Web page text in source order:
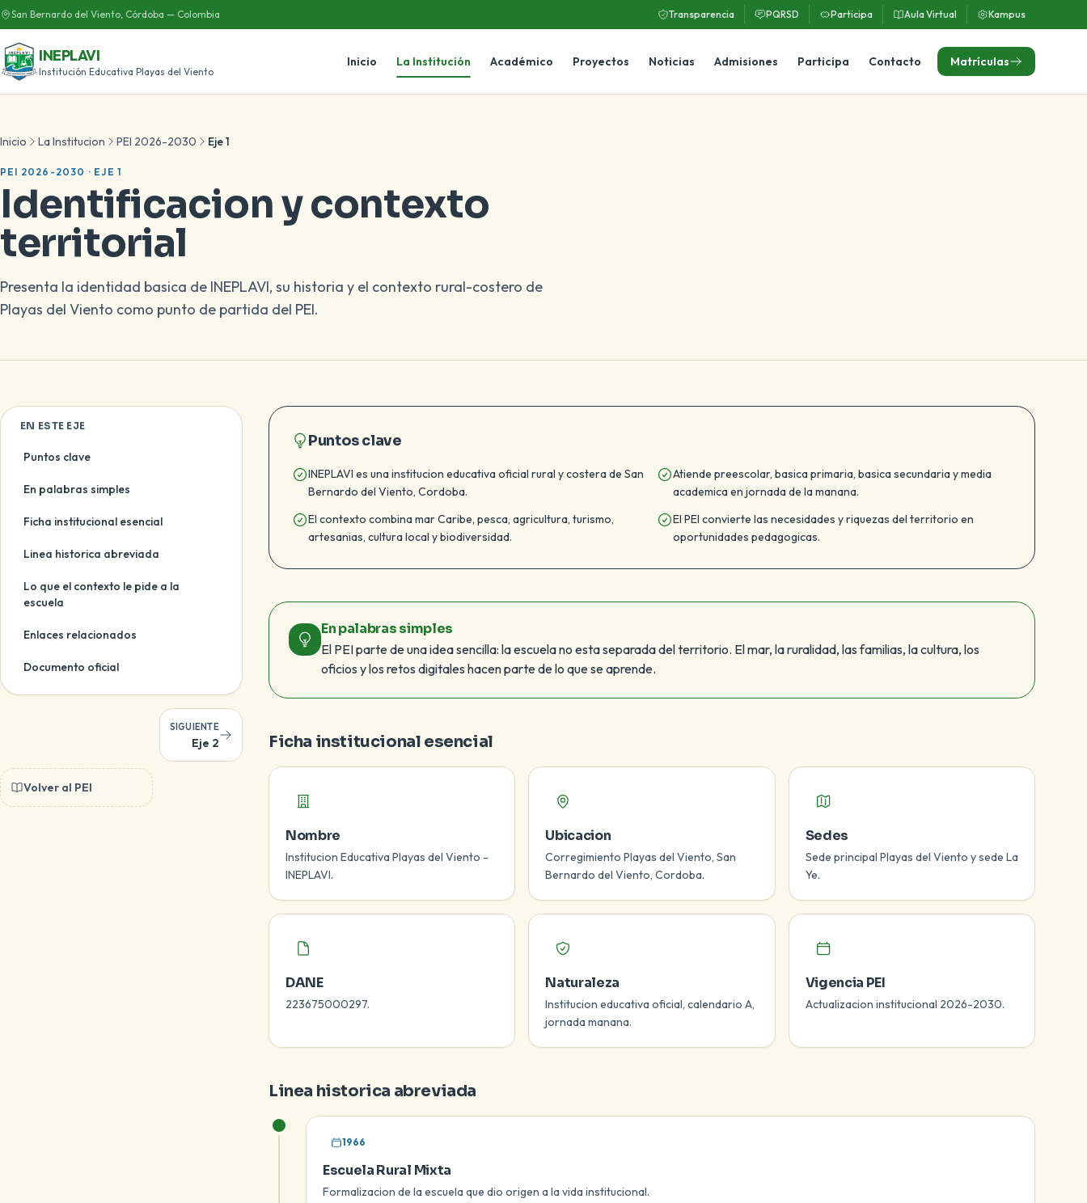
San Bernardo del Viento, Córdoba — Colombia Transparencia PQRSD Participa Aula Virtual Kampus
INEPLAVI
Institución Educativa Playas del Viento
Inicio La Institución Académico Proyectos Noticias Admisiones Participa Contacto Matrículas
Inicio La Institucion PEI 2026-2030 Eje 1
PEI 2026-2030 · EJE 1
Identificacion y contexto
territorial
Presenta la identidad basica de INEPLAVI, su historia y el contexto rural-costero de
Playas del Viento como punto de partida del PEI.
EN ESTE EJE
Puntos clave
En palabras simples
Ficha institucional esencial
Linea historica abreviada
Lo que el contexto le pide a la
escuela
Enlaces relacionados
Documento oficial
SIGUIENTE
Eje 2
Volver al PEI
Puntos clave
INEPLAVI es una institucion educativa oficial rural y costera de San
Bernardo del Viento, Cordoba.
Atiende preescolar, basica primaria, basica secundaria y media
academica en jornada de la manana.
El contexto combina mar Caribe, pesca, agricultura, turismo,
artesanias, cultura local y biodiversidad.
El PEI convierte las necesidades y riquezas del territorio en
oportunidades pedagogicas.
En palabras simples
El PEI parte de una idea sencilla: la escuela no esta separada del territorio. El mar, la ruralidad, las familias, la cultura, los
oficios y los retos digitales hacen parte de lo que se aprende.
Ficha institucional esencial
Nombre
Institucion Educativa Playas del Viento -
INEPLAVI.
Ubicacion
Corregimiento Playas del Viento, San
Bernardo del Viento, Cordoba.
Sedes
Sede principal Playas del Viento y sede La
Ye.
DANE
223675000297.
Naturaleza
Institucion educativa oficial, calendario A,
jornada manana.
Vigencia PEI
Actualizacion institucional 2026-2030.
Linea historica abreviada
1966
Escuela Rural Mixta
Formalizacion de la escuela que dio origen a la vida institucional.